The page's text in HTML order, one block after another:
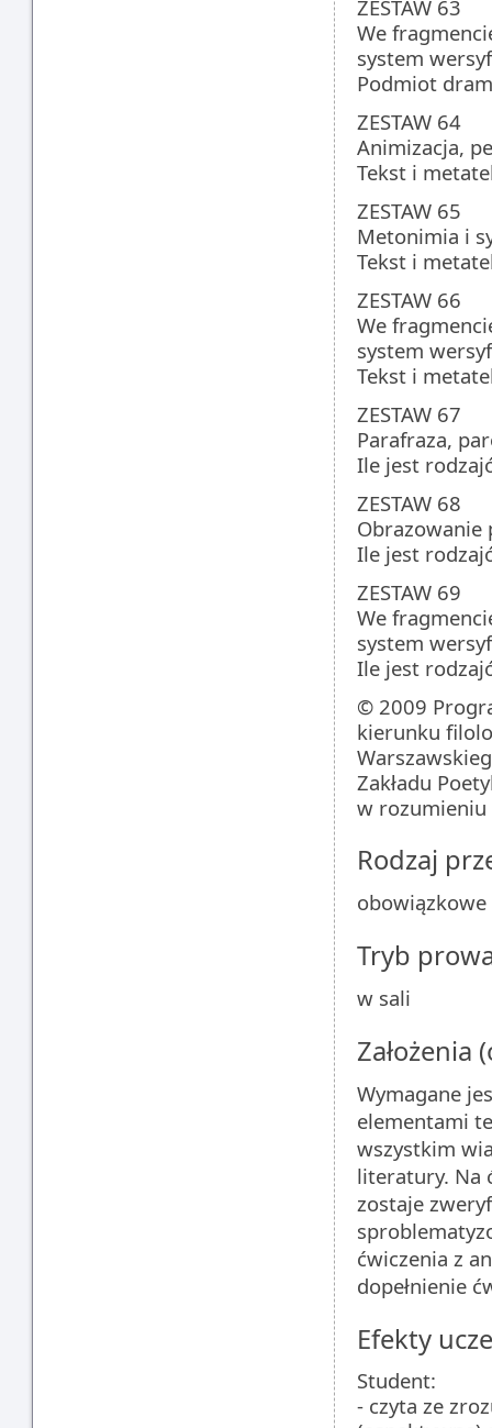
ZESTAW 63
We
system
Podmiot
ZESTAW 64
Animizacja,
Tekst i
ZESTAW 65
Metonimia i
Tekst i
ZESTAW 66
We
system
Tekst i
ZESTAW 67
Parafraza,
Ile jest
ZESTAW 68
Obrazowanie
Ile jest
ZESTAW 69
We
system
Ile jest
© 2009
kierunku
Zakładu
w
Rodzaj
obowiązkowe
Tryb
w sali
Założenia
Wymagane
elementami
wszystkim
literatury. Na
zostaje
ćwiczenia z
dopełnienie
Efekty
Student:
- czyta ze